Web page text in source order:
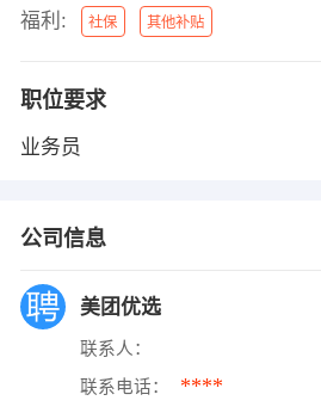
福利:
社保 其他补贴
职位要求
业务员
公司信息
美团优选
联系人：
联系电话： ****